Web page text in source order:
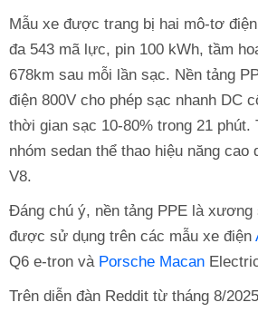
Mẫu xe được trang bị hai mô-tơ
đa 543 mã lực, pin 100 kWh, tầm
678km sau mỗi lần sạc. Nền tảng
điện 800V cho phép sạc nhanh DC
thời gian sạc 10-80% trong 21 phút.
nhóm sedan thể thao hiệu năng cao
V8.
Đáng chú ý, nền tảng PPE là xương
được sử dụng trên các mẫu xe điện
Q6 e-tron và Porsche Macan
Trên diễn đàn Reddit từ tháng 8/